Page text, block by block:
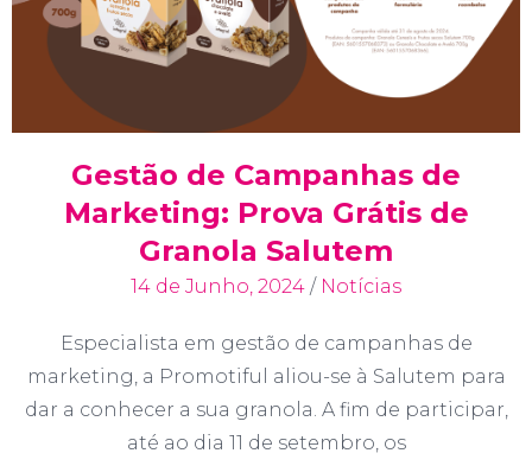
Gestão de Campanhas de
Marketing: Prova Grátis de
Granola Salutem
14 de Junho, 2024 / Notícias
Especialista em gestão de campanhas de
marketing, a Promotiful aliou-se à Salutem para
dar a conhecer a sua granola. A fim de participar,
até ao dia 11 de setembro, os